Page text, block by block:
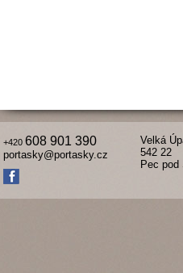
+420 608 901 390
portasky@portasky.cz
Velká
542 22
Pec pod